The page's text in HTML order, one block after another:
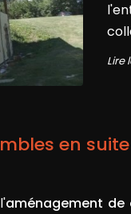
Lire
en
aménagement de